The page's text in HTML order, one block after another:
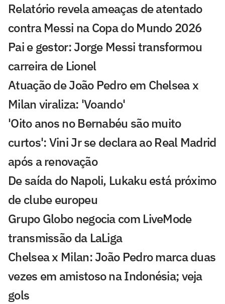
Relatório revela ameaças de atentado
contra Messi na Copa do Mundo 2026
Pai e gestor: Jorge Messi transformou
carreira de Lionel
Atuação de João Pedro em Chelsea x
Milan viraliza: 'Voando'
'Oito anos no Bernabéu são muito
curtos': Vini Jr se declara ao Real Madrid
após a renovação
De saída do Napoli, Lukaku está próximo
de clube europeu
Grupo Globo negocia com LiveMode
transmissão da LaLiga
Chelsea x Milan: João Pedro marca duas
vezes em amistoso na Indonésia; veja
gols